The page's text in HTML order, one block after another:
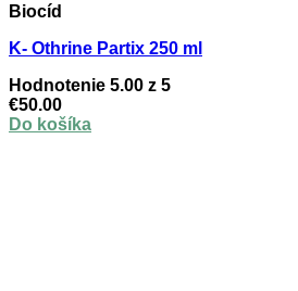
Biocíd
K- Othrine Partix 250 ml
Hodnotenie 5.00 z 5
€50.00
Do košíka